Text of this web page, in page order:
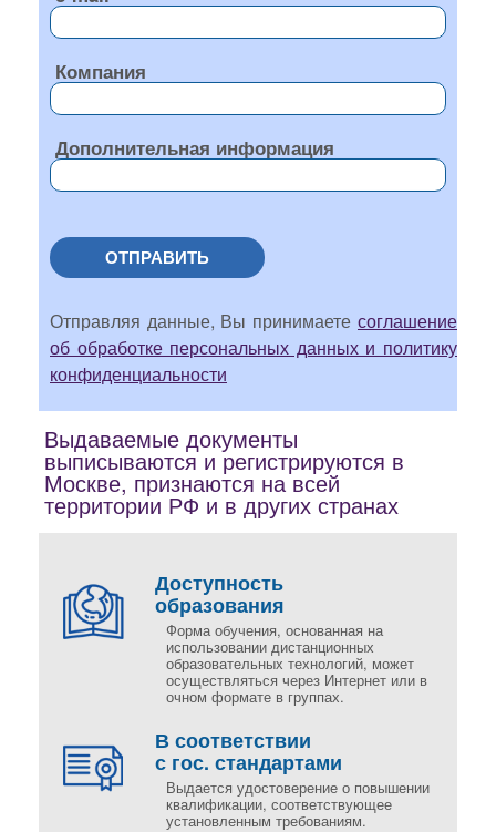
Компания
Дополнительная информация
ОТПРАВИТЬ
Отправляя данные, Вы принимаете соглашение
об обработке персональных данных и политику
конфиденциальности
Выдаваемые документы
выписываются и регистрируются в
Москве, признаются на всей
территории РФ и в других странах
Доступность
образования
Форма обучения, основанная на
использовании дистанционных
образовательных технологий, может
осуществляться через Интернет или в
очном формате в группах.
В соответствии
с гос. стандартами
Выдается удостоверение о повышении
квалификации, соответствующее
установленным требованиям.